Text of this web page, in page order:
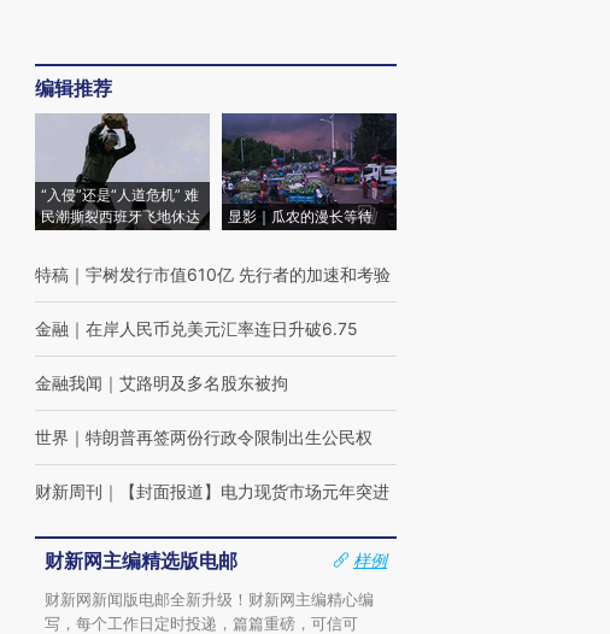
编辑推荐
“入侵”还是“人道危机” 难
民潮撕裂西班牙飞地休达
显影｜瓜农的漫长等待
特稿 ｜ 宇树发行市值610亿 先行者的加速和考验
金融 ｜ 在岸人民币兑美元汇率连日升破6.75
金融我闻 ｜ 艾路明及多名股东被拘
世界 ｜ 特朗普再签两份行政令限制出生公民权
财新周刊 ｜ 【封面报道】电力现货市场元年突进
财新网主编精选版电邮
样例
财新网新闻版电邮全新升级！财新网主编精心编
写，每个工作日定时投递，篇篇重磅，可信可